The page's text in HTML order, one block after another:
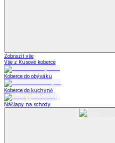
Zobrazit vše
Vše z Kusové koberce
Koberce do obýváku
Koberce do kuchyně
Nášlapy na schody